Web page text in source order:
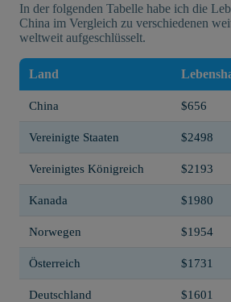
In der folgenden Tabelle habe ich die
China im Vergleich zu verschiedenen
weltweit aufgeschlüsselt.
Land
China $656
Vereinigte Staaten $2498
Vereinigtes Königreich $2193
Kanada $1980
Norwegen $1954
Österreich $1731
Deutschland $1601